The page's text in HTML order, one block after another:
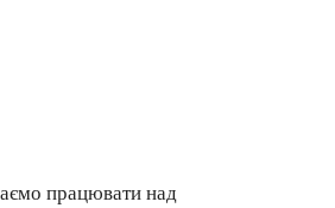
працювати над